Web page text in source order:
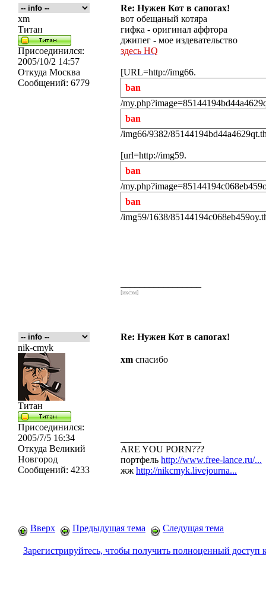
Re: Нужен Кот в сапогах!
xm
Титан
Присоединился:
2005/10/2 14:57
Откуда Москва
Сообщений: 6779
вот обещаный котяра
гифка - оригинал аффтора
джипег - мое издевательство
здесь HQ
[URL=http://img66.
ban
/
ban
/img66/9382/
[url=http://img59.
ban
/
ban
/img59/1638/
[икс́эм]
Re: Нужен Кот в сапогах!
nik-cmyk
Титан
Присоединился:
2005/7/5 16:34
Откуда Великий
Новгород
Сообщений: 4233
xm спасибо
ARE YOU PORN???
портфель http://www.free-lance.ru/...
жж http://nikcmyk.livejourna...
Вверх Предыдущая тема Следущая тема
Зарегистрируйтесь, чтобы получить полноценный доступ